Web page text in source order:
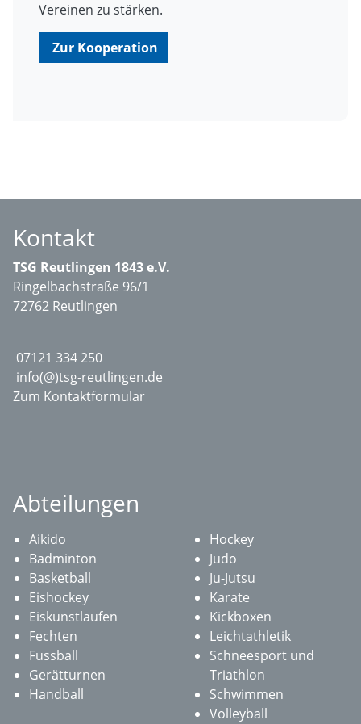
Vereinen zu stärken.
Zur Kooperation
Kontakt
TSG Reutlingen 1843 e.V.
Ringelbachstraße 96/1
72762 Reutlingen
07121 334 250
info(@)tsg-reutlingen.de
Zum Kontaktformular
Abteilungen
Aikido
Badminton
Basketball
Eishockey
Eiskunstlaufen
Fechten
Fussball
Gerätturnen
Handball
Hockey
Judo
Ju-Jutsu
Karate
Kickboxen
Leichtathletik
Schneesport und
Triathlon
Schwimmen
Volleyball